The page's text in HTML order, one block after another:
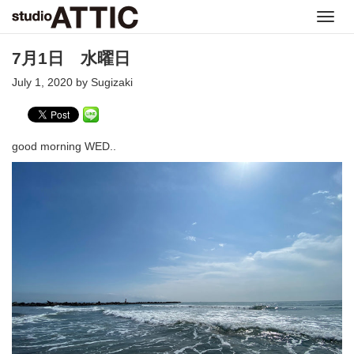
7月1日 水曜日
July 1, 2020 by Sugizaki
good morning WED..